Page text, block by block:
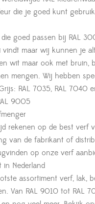
die je goed kunt
goed passen bij RAL
maar wij kunnen je
wit maar ook met
mengen. Wij hebben
RAL 7035, RAL 7040
9005
rekenen op de best
van de fabrikant of
op onze verf
in Nederland
assortiment verf, lak,
Van RAL 9010 tot RAL